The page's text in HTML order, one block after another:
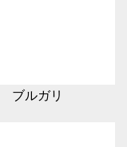
ブルガリ